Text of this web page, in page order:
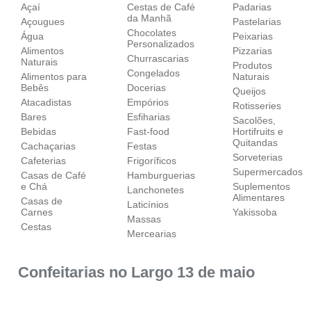
Açaí
Açougues
Água
Alimentos
Naturais
Alimentos para
Bebês
Atacadistas
Bares
Bebidas
Cachaçarias
Cafeterias
Casas de Café
e Chá
Casas de
Carnes
Cestas
Cestas de Café
da Manhã
Chocolates
Personalizados
Churrascarias
Congelados
Docerias
Empórios
Esfiharias
Fast-food
Festas
Frigoríficos
Hamburguerias
Lanchonetes
Laticínios
Massas
Mercearias
Padarias
Pastelarias
Peixarias
Pizzarias
Produtos
Naturais
Queijos
Rotisseries
Sacolões,
Hortifruits e
Quitandas
Sorveterias
Supermercados
Suplementos
Alimentares
Yakissoba
Confeitarias no Largo 13 de maio